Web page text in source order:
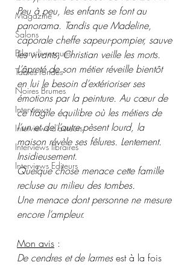
Magazine
Salons
Bilans livresques
Tables rondes
Noires Brumes
Interviews
Interviews d'auteurs
Interviews libraires
Interviews Editeurs
Peu à peu, les enfants se font au
panorama. Tandis que Madeline,
caporale cheffe sapeur-pompier, sauve
les vivants, Christian veille les morts.
L’âpreté de son métier réveille bientôt
en lui le besoin d’extérioriser ses
émotions par la peinture. Au cœur de
ce fragile équilibre où les métiers de
l’un et de l’autre pèsent lourd, la
maison révèle ses fêlures. Lentement.
Insidieusement.
Quelque chose menace cette famille
recluse au milieu des tombes.
Une menace dont personne ne mesure
encore l’ampleur.
Mon avis :
De cendres et de larmes est à la fois